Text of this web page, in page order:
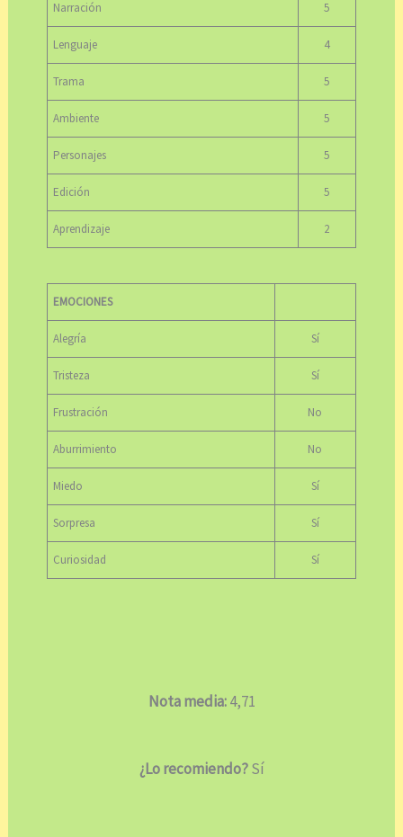
Narración 5
Lenguaje 4
Trama 5
Ambiente 5
Personajes 5
Edición 5
Aprendizaje 2
EMOCIONES
Alegría Sí
Tristeza Sí
Frustración No
Aburrimiento No
Miedo Sí
Sorpresa Sí
Curiosidad Sí
Nota media:4,71
¿Lo recomiendo?Sí